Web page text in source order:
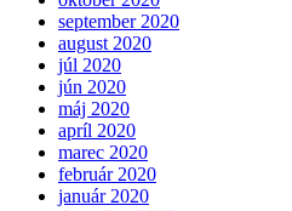
september 2020
august 2020
júl 2020
jún 2020
máj 2020
apríl 2020
marec 2020
február 2020
január 2020